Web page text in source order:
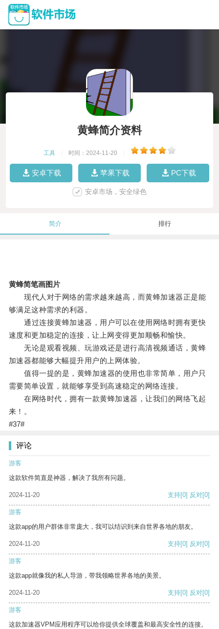
黄蜂简介资料
工具 时间：2024-11-20
安卓下载 苹果下载 PC下载
安卓市场，安全绿色
简介 排行
黄蜂简笔画图片
现代人对于网络的需求越来越高，而黄蜂加速器正是能
够满足这种需求的利器。
通过连接黄蜂加速器，用户可以在使用网络时拥有更快
速度和更加稳定的连接，让上网变得更加顺畅和愉快。
无论是观看视频、玩游戏还是进行高清视频通话，黄蜂
加速器都能够大幅提升用户的上网体验。
值得一提的是，黄蜂加速器的使用也非常简单，用户只
需要简单设置，就能够享受到高速稳定的网络连接。
在网络时代，拥有一款黄蜂加速器，让我们的网络飞起
来！。
#37#
评论
游客
这款软件简直是神器，解决了我所有问题。
2024-11-20 支持[0] 反对[0]
游客
这款app的用户群体非常庞大，我可以结识到来自世界各地的朋友。
2024-11-20 支持[0] 反对[0]
游客
这款app就像我的私人导游，带我领略世界各地的美景。
2024-11-20 支持[0] 反对[0]
游客
这款加速器VPM应用程序可以给你提供全球覆盖和最高安全性的连接。